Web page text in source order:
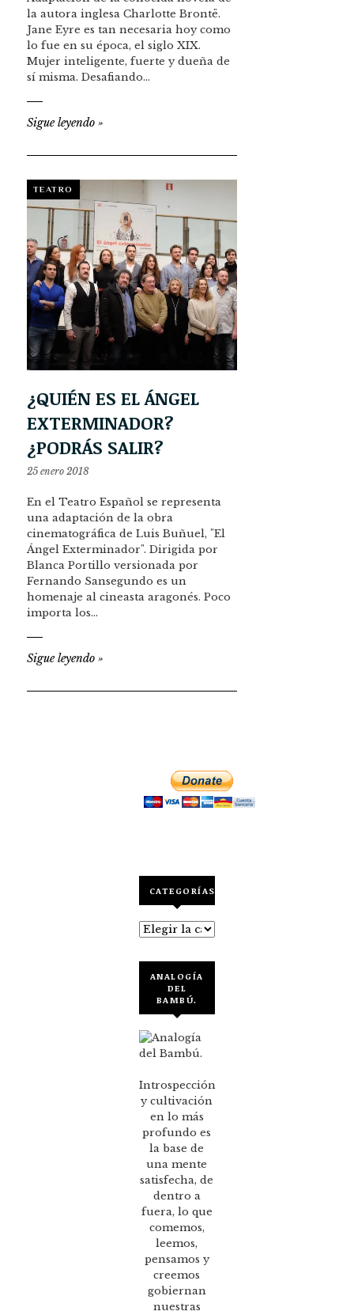
la autora inglesa Charlotte Brontë.
Jane Eyre es tan necesaria hoy como
lo fue en su época, el siglo XIX.
Mujer inteligente, fuerte y dueña de
sí misma. Desafiando…
Sigue leyendo »
TEATRO
¿QUIÉN ES EL ÁNGEL
EXTERMINADOR?
¿PODRÁS SALIR?
25 enero 2018
En el Teatro Español se representa
una adaptación de la obra
cinematográfica de Luis Buñuel, "El
Ángel Exterminador". Dirigida por
Blanca Portillo versionada por
Fernando Sansegundo es un
homenaje al cineasta aragonés. Poco
importa los…
Sigue leyendo »
CATEGORÍAS
Categorías
ANALOGÍA
DEL
BAMBÚ.
Introspección
y cultivación
en lo más
profundo es
la base de
una mente
satisfecha, de
dentro a
fuera, lo que
comemos,
leemos,
pensamos y
creemos
gobiernan
nuestras